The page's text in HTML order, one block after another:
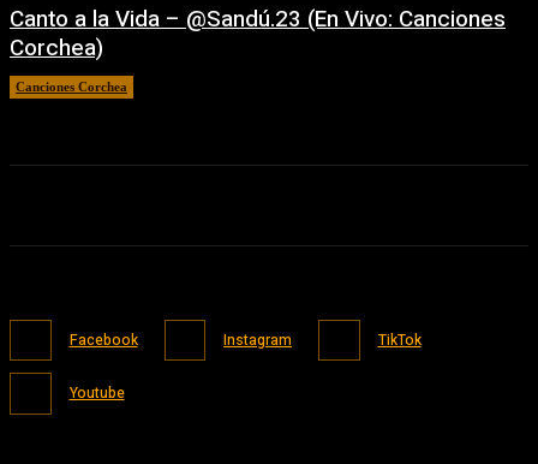
Canto a la Vida – ‪@Sandú.23‬ (En Vivo: Canciones
Corchea)
Canciones Corchea
Facebook Instagram TikTok
Youtube